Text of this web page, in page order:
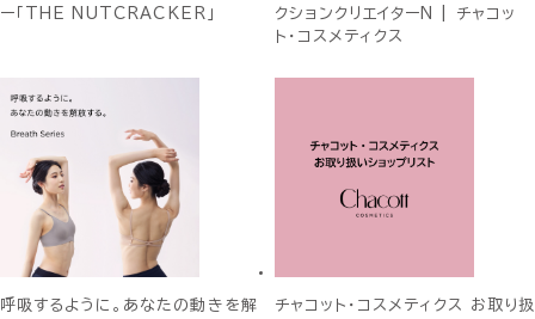
ー「THE NUTCRACKER」
クションクリエイターN | チャコッ
ト・コスメティクス
呼吸するように。あなたの動きを解
チャコット・コスメティクス お取り扱